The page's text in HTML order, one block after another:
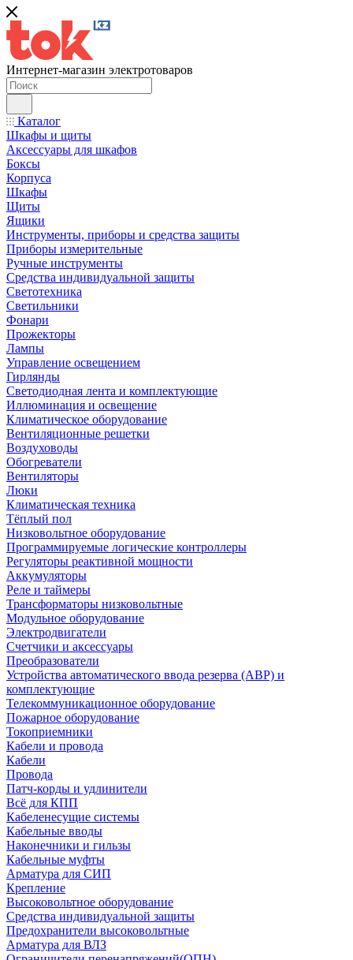
Интернет-магазин электротоваров
Каталог
Шкафы и щиты
Аксессуары для шкафов
Боксы
Корпуса
Шкафы
Щиты
Ящики
Инструменты, приборы и средства защиты
Приборы измерительные
Ручные инструменты
Средства индивидуальной защиты
Светотехника
Светильники
Фонари
Прожекторы
Лампы
Управление освещением
Гирлянды
Светодиодная лента и комплектующие
Иллюминация и освещение
Климатическое оборудование
Вентиляционные решетки
Воздуховоды
Обогреватели
Вентиляторы
Люки
Климатическая техника
Тёплый пол
Низковольтное оборудование
Программируемые логические контроллеры
Регуляторы реактивной мощности
Аккумуляторы
Реле и таймеры
Трансформаторы низковольтные
Модульное оборудование
Электродвигатели
Счетчики и аксессуары
Преобразователи
Устройства автоматического ввода резерва (АВР) и
комплектующие
Телекоммуникационное оборудование
Пожарное оборудование
Токоприемники
Кабели и провода
Кабели
Провода
Патч-корды и удлинители
Всё для КПП
Кабеленесущие системы
Кабельные вводы
Наконечники и гильзы
Кабельные муфты
Арматура для СИП
Крепление
Высоковольтное оборудование
Средства индивидуальной защиты
Предохранители высоковольтные
Арматура для ВЛЗ